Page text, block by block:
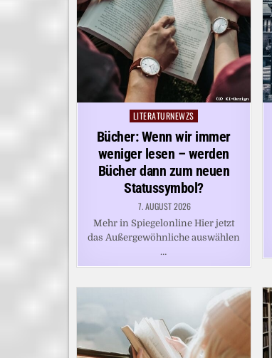
Posted
LITERATURNEWZS
Bücher: Wenn wir immer
weniger lesen – werden
Bücher dann zum neuen
Statussymbol?
7. AUGUST 2026
Mehr in Spiegelonline Hier jetzt
das Außergewöhnliche auswählen
…